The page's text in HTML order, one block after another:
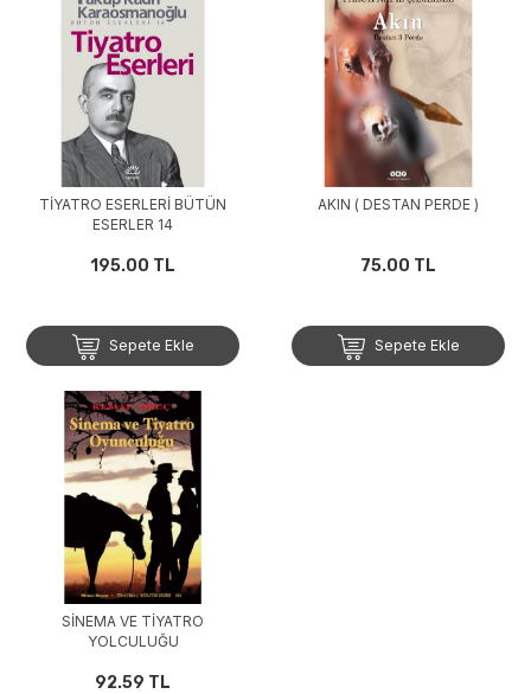
TİYATRO ESERLERİ BÜTÜN
ESERLER 14
195.00 TL
Sepete Ekle
AKIN ( DESTAN PERDE )
75.00 TL
Sepete Ekle
SİNEMA VE TİYATRO
YOLCULUĞU
92.59 TL